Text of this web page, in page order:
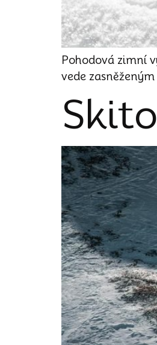
Pohodová zimní
vede